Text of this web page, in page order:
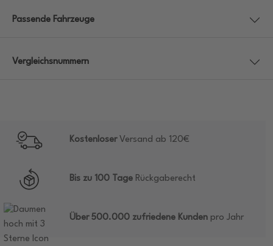
Passende Fahrzeuge
Vergleichsnummern
KostenloserVersand ab 120€
Bis zu 100 Tage Rückgaberecht
Über 500.000 zufriedene Kunden pro Jahr